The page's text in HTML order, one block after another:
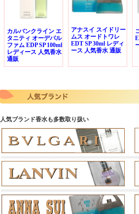
カルバンクライン エ
タニティ オーデパル
ファム EDP SP 100ml
レディース 人気香水
通販
アナスイ スイドリー
ムス オードトワレ
EDT SP 30ml レディ
ース 人気香水 通販
人気ブランド香水も多数取り扱い